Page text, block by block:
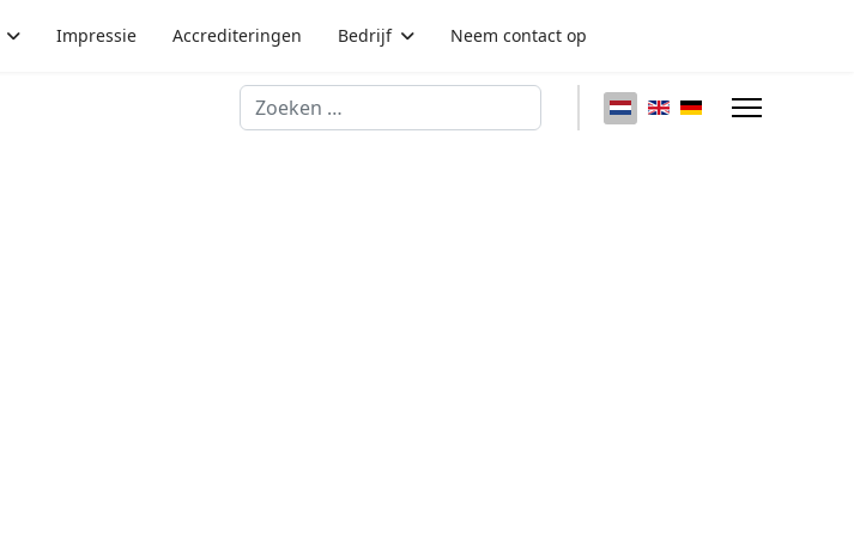
Impressie Accrediteringen Bedrijf Neem contact op
Zoeken Selecteer de taal